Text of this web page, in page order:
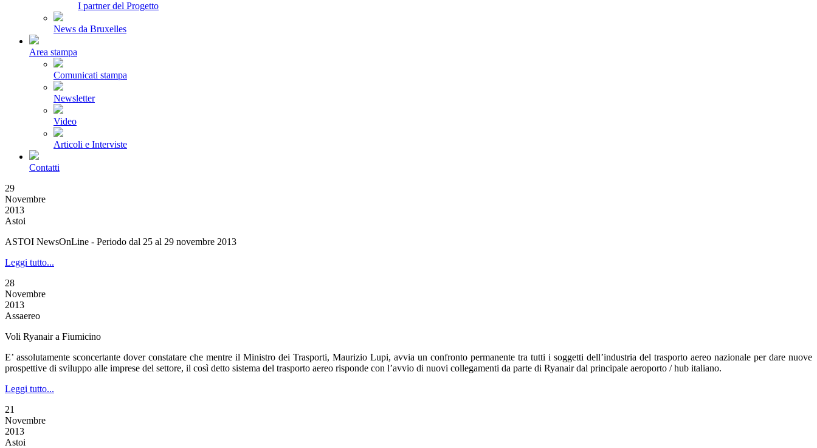
I partner del Progetto
News da Bruxelles
Area stampa
Comunicati stampa
Newsletter
Video
Articoli e Interviste
Contatti
29
Novembre
2013
Astoi
ASTOI NewsOnLine - Periodo dal 25 al 29 novembre 2013
Leggi tutto...
28
Novembre
2013
Assaereo
Voli Ryanair a Fiumicino
E’ assolutamente sconcertante dover constatare che mentre il Ministro dei Trasporti, Maurizio Lupi, avvia un confronto permanente tra tutti i soggetti dell’industria del trasporto aereo nazionale per dare nuove
prospettive di sviluppo alle imprese del settore, il così detto sistema del trasporto aereo risponde con l’avvio di nuovi collegamenti da parte di Ryanair dal principale aeroporto / hub italiano.
Leggi tutto...
21
Novembre
2013
Astoi